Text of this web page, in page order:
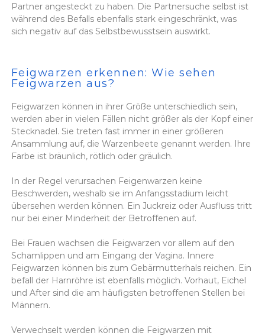
Partner angesteckt zu haben. Die Partnersuche selbst ist
während des Befalls ebenfalls stark eingeschränkt, was
sich negativ auf das Selbstbewusstsein auswirkt.
Feigwarzen erkennen: Wie sehen
Feigwarzen aus?
Feigwarzen können in ihrer Größe unterschiedlich sein,
werden aber in vielen Fällen nicht größer als der Kopf einer
Stecknadel. Sie treten fast immer in einer größeren
Ansammlung auf, die Warzenbeete genannt werden. Ihre
Farbe ist bräunlich, rötlich oder gräulich.
In der Regel verursachen Feigenwarzen keine
Beschwerden, weshalb sie im Anfangsstadium leicht
übersehen werden können. Ein Juckreiz oder Ausfluss tritt
nur bei einer Minderheit der Betroffenen auf.
Bei Frauen wachsen die Feigwarzen vor allem auf den
Schamlippen und am Eingang der Vagina. Innere
Feigwarzen können bis zum Gebärmutterhals reichen. Ein
befall der Harnröhre ist ebenfalls möglich. Vorhaut, Eichel
und After sind die am häufigsten betroffenen Stellen bei
Männern.
Verwechselt werden können die Feigwarzen mit